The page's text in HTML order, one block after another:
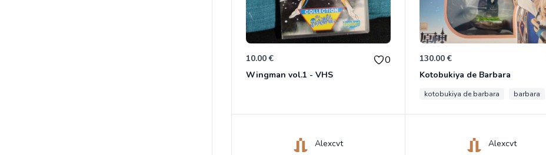
10.00 € 0
Wingman vol.1 - VHS
130.00 €
Kotobukiya de Barbara
kotobukiya de barbara barbara
Alexcvt Alexcvt